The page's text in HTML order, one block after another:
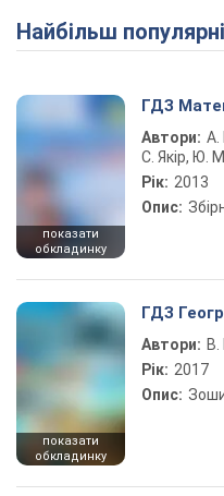
Найбільш
показати
обкладинку
ГДЗ
Автори: А.
С. Якір, Ю.
Рік: 2013
Опис:
показати
обкладинку
ГДЗ
Автори: В.
Рік: 2017
Опис: